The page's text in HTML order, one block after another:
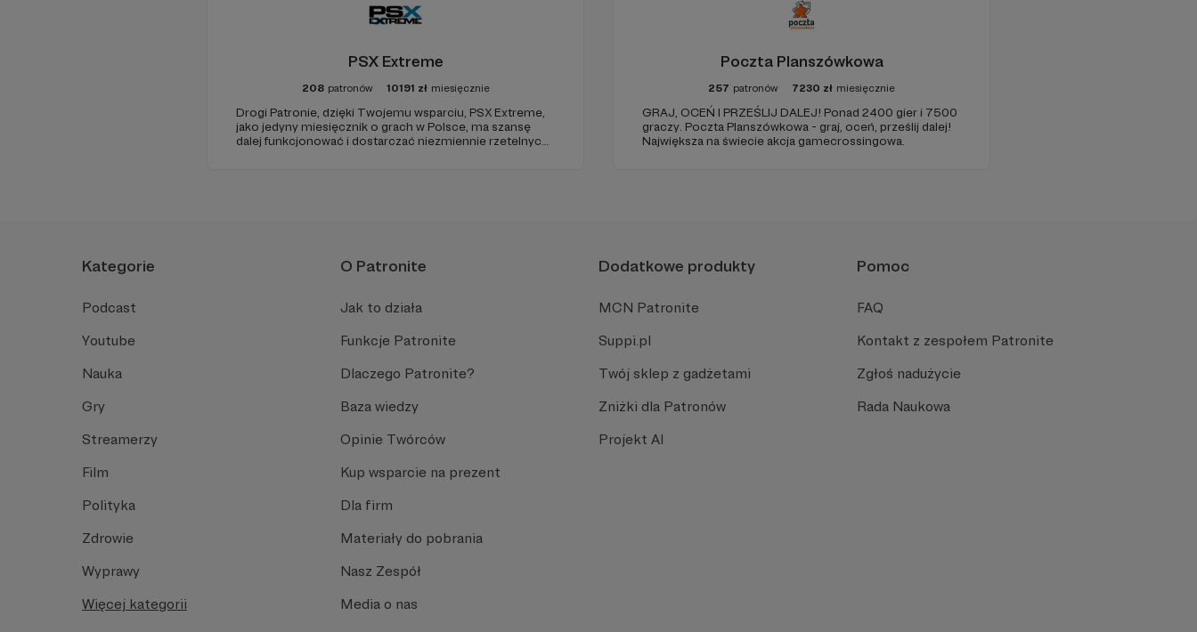
PSX Extreme
208 patronów 10191 zł miesięcznie
Drogi Patronie, dzięki Twojemu wsparciu, PSX Extreme,
jako jedyny miesięcznik o grach w Polsce, ma szansę
dalej funkcjonować i dostarczać niezmiennie rzetelnych i
Poczta Planszówkowa
257 patronów 7230 zł miesięcznie
GRAJ, OCEŃ I PRZEŚLIJ DALEJ! Ponad 2400 gier i 7500
graczy. Poczta Planszówkowa - graj, oceń, prześlij dalej!
Największa na świecie akcja gamecrossingowa.
Kategorie
Podcast
Youtube
Nauka
Gry
Streamerzy
Film
Polityka
Zdrowie
Wyprawy
Więcej kategorii
O Patronite
Jak to działa
Funkcje Patronite
Dlaczego Patronite?
Baza wiedzy
Opinie Twórców
Kup wsparcie na prezent
Dla firm
Materiały do pobrania
Nasz Zespół
Media o nas
Dodatkowe produkty
MCN Patronite
Suppi.pl
Twój sklep z gadżetami
Zniżki dla Patronów
Projekt AI
Pomoc
FAQ
Kontakt z zespołem Patronite
Zgłoś nadużycie
Rada Naukowa